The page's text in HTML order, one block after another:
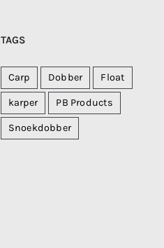
TAGS
Carp Dobber Float
karper PB Products
Snoekdobber